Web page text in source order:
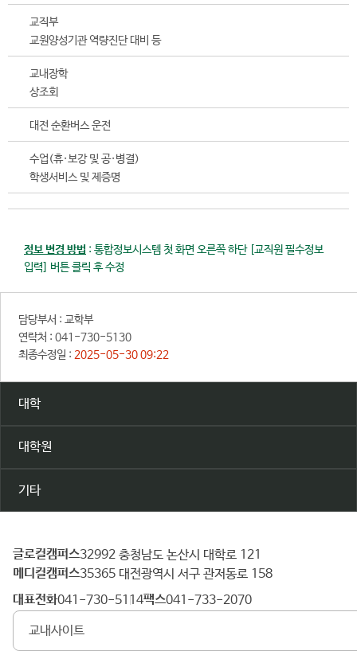
교직부
교원양성기관 역량진단 대비 등
교내장학
상조회
대전 순환버스 운전
수업(휴·보강 및 공·병결)
학생서비스 및 제증명
정보 변경 방법 : 통합정보시스템 첫 화면 오른쪽 하단 [교직원 필수정보
입력] 버튼 클릭 후 수정
담당부서 : 교학부
연락처 : 041-730-5130
최종수정일 : 2025-05-30 09:22
대학
대학원
기타
건
양
대
학
글로컬캠퍼스 32992 충청남도 논산시 대학로 121
메디컬캠퍼스 35365 대전광역시 서구 관저동로 158
대표전화 041-730-5114 팩스 041-733-2070
교내사이트